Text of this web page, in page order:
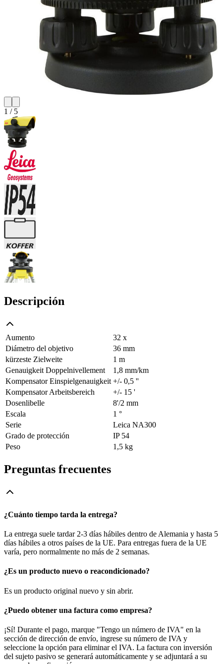
1 / 5
Descripción
Aumento
32 x
Diámetro del objetivo
36 mm
kürzeste Zielweite
1 m
Genauigkeit Doppelnivellement
1,8 mm/km
Kompensator Einspielgenauigkeit +/- 0,5 ''
Kompensator Arbeitsbereich
+/- 15 '
Dosenlibelle
8'/2 mm
Escala
1 °
Serie
Leica NA300
Grado de protección
IP 54
Peso
1,5 kg
Preguntas frecuentes
¿Cuánto tiempo tarda la entrega?
La entrega suele tardar 2-3 días hábiles dentro de Alemania y hasta 5
días hábiles a otros países de la UE. Para entregas fuera de la UE
varía, pero normalmente no más de 2 semanas.
¿Es un producto nuevo o reacondicionado?
Es un producto original nuevo y sin abrir.
¿Puedo obtener una factura como empresa?
¡Sí! Durante el pago, marque "Tengo un número de IVA" en la
sección de dirección de envío, ingrese su número de IVA y
seleccione la opción para eliminar el IVA. La factura con inversión
del sujeto pasivo se generará automáticamente y se adjuntará a su